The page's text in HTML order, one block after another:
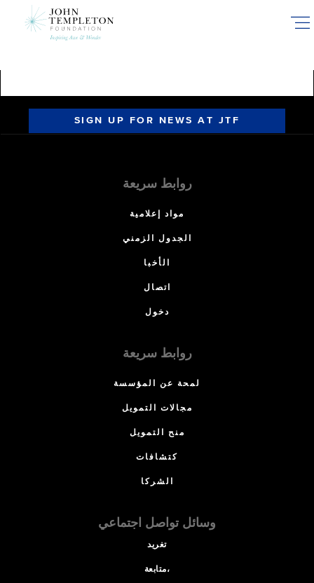
SIGN UP FOR NEWS AT JTF
روابط سريعة
مواد إعلامية
الجدول الزمني
الأخبا
اتصال
دخول
روابط سريعة
لمحة عن المؤسسة
مجالات التمويل
منح التمويل
كتشافات
الشركا
وسائل تواصل اجتماعي
تغريد
متابعة،